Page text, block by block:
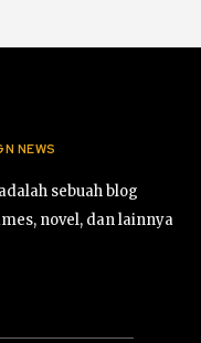
NEWS
sebuah blog
novel, dan lainnya